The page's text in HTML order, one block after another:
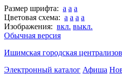
Размер шрифта: a a a
Цветовая схема: a a a a
Изображения: вкл. выкл.
Обычная версия
Ишимская городская
Электронный каталог Афиша